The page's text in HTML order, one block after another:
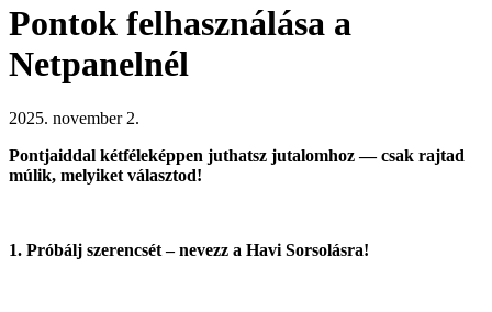
Pontok felhasználása a
Netpanelnél
2025. november 2.
Pontjaiddal kétféleképpen juthatsz jutalomhoz — csak rajtad
múlik, melyiket választod!
1. Próbálj szerencsét – nevezz a Havi Sorsolásra!